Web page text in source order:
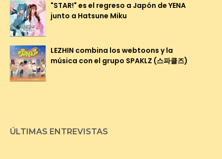
"STAR!" es el regreso a Japón de YENA
junto a Hatsune Miku
LEZHIN combina los webtoons y la
música con el grupo SPAKLZ (스파클즈)
ÚLTIMAS ENTREVISTAS